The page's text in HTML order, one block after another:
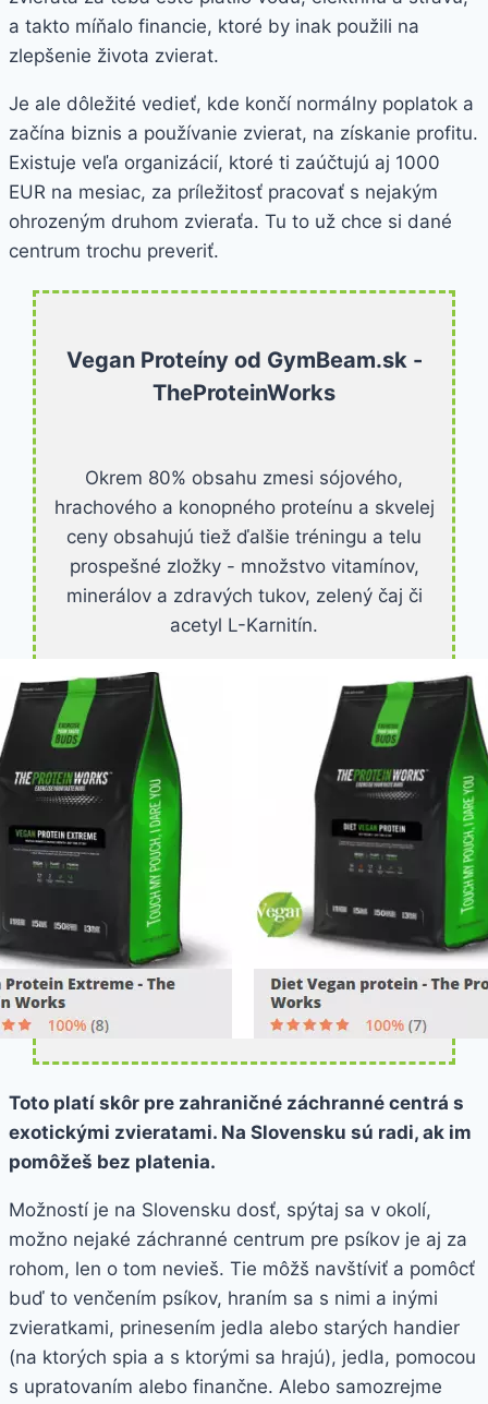
a takto míňalo financie, ktoré by inak použili na
zlepšenie života zvierat.
Je ale dôležité vedieť, kde končí normálny poplatok a
začína biznis a používanie zvierat, na získanie profitu.
Existuje veľa organizácií, ktoré ti zaúčtujú aj 1000
EUR na mesiac, za príležitosť pracovať s nejakým
ohrozeným druhom zvieraťa. Tu to už chce si dané
centrum trochu preveriť.
Vegan Proteíny od GymBeam.sk -
TheProteinWorks
Okrem 80% obsahu zmesi sójového,
hrachového a konopného proteínu a skvelej
ceny obsahujú tiež ďalšie tréningu a telu
prospešné zložky - množstvo vitamínov,
minerálov a zdravých tukov, zelený čaj či
acetyl L-Karnitín.
Toto platí skôr pre zahraničné záchranné centrá s
exotickými zvieratami. Na Slovensku sú radi, ak im
pomôžeš bez platenia.
Možností je na Slovensku dosť, spýtaj sa v okolí,
možno nejaké záchranné centrum pre psíkov je aj za
rohom, len o tom nevieš. Tie môžš navštíviť a pomôcť
buď to venčením psíkov, hraním sa s nimi a inými
zvieratkami, prinesením jedla alebo starých handier
(na ktorých spia a s ktorými sa hrajú), jedla, pomocou
s upratovaním alebo finančne. Alebo samozrejme